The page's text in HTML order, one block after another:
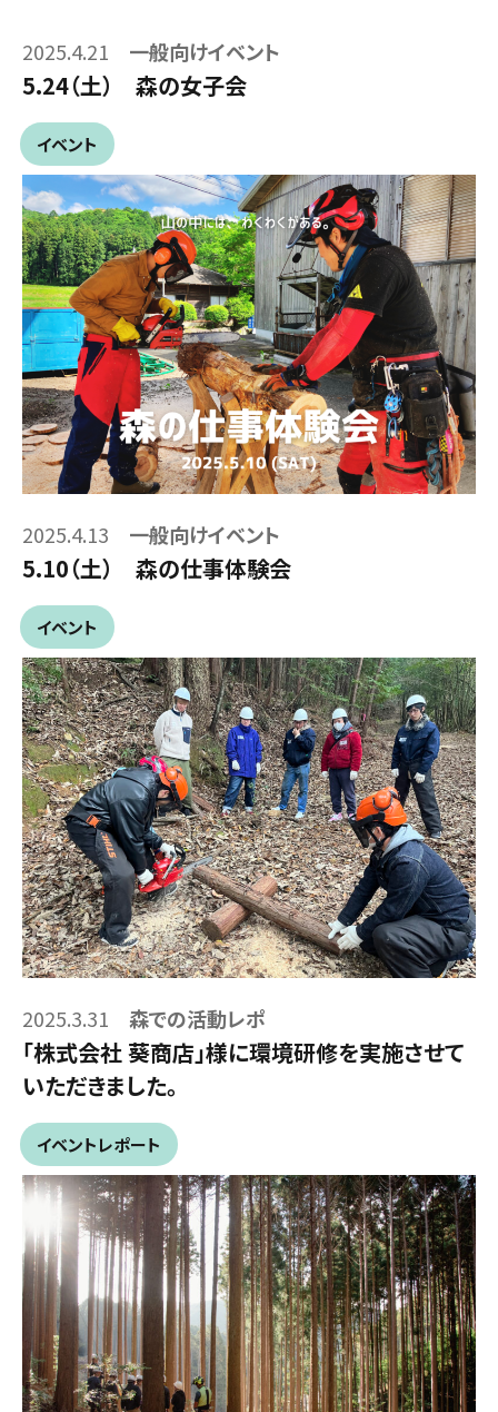
2025.4.21 一般向けイベント
5.24（土） 森の女子会
イベント
2025.4.13 一般向けイベント
5.10（土） 森の仕事体験会
イベント
2025.3.31 森での活動レポ
「株式会社 葵商店」様に環境研修を実施させて
いただきました。
イベントレポート